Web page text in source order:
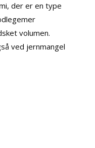
der er en type
volumen.
ved jernmangel